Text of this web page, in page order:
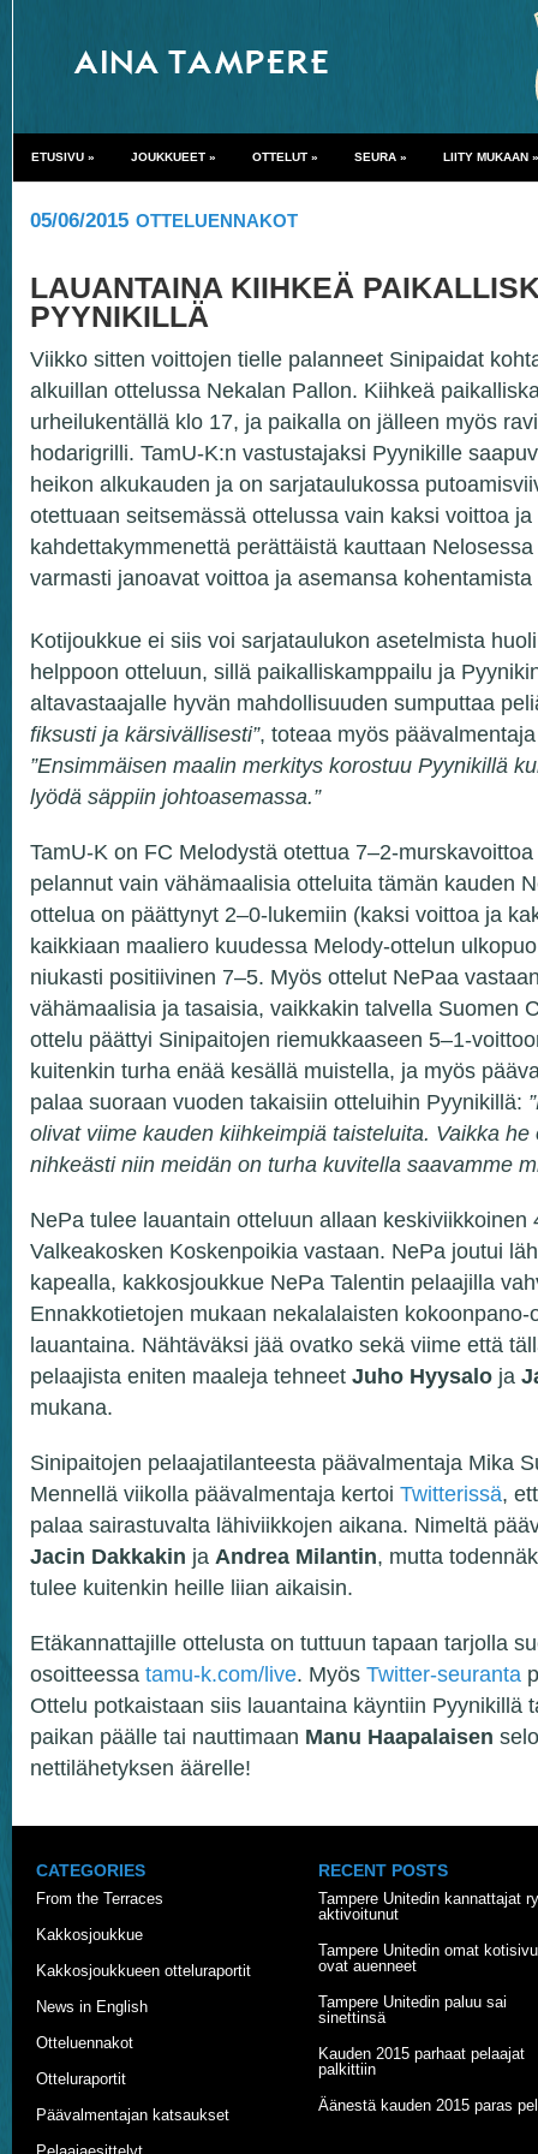
ETUSIVU » JOUKKUEET » OTTELUT » SEURA » LIITY MUKAAN »
05/06/2015 OTTELUENNAKOT
LAUANTAINA KIIHKEÄ
PYYNIKILLÄ
Viikko sitten voittojen tielle palanneet Sinipaidat
alkuillan ottelussa Nekalan Pallon. Kiihkeä
urheilukentällä klo 17, ja paikalla on jälleen myös
hodarigrilli. TamU-K:n vastustajaksi Pyynikille
heikon alkukauden ja on sarjataulukossa
otettuaan seitsemässä ottelussa vain kaksi voittoa
kahdettakymmenettä perättäistä kauttaan
varmasti janoavat voittoa ja asemansa
Kotijoukkue ei siis voi sarjataulukon asetelmista
helppoon otteluun, sillä paikalliskamppailu ja
altavastaajalle hyvän mahdollisuuden sumputtaa
fiksusti ja kärsivällisesti”, toteaa myös
”Ensimmäisen maalin merkitys korostuu Pyynikillä
lyödä säppiin johtoasemassa.”
TamU-K on FC Melodystä otettua 7–2-
pelannut vain vähämaalisia otteluita tämän kauden
ottelua on päättynyt 2–0-lukemiin (kaksi voittoa ja
kaikkiaan maaliero kuudessa Melody-ottelun
niukasti positiivinen 7–5. Myös ottelut NePaa
vähämaalisia ja tasaisia, vaikkakin talvella Suomen
ottelu päättyi Sinipaitojen riemukkaaseen 5–1-
kuitenkin turha enää kesällä muistella, ja myös
palaa suoraan vuoden takaisiin otteluihin Pyynikillä:
olivat viime kauden kiihkeimpiä taisteluita. Vaikka he
nihkeästi niin meidän on turha kuvitella saavamme
NePa tulee lauantain otteluun allaan keskiviikkoinen
Valkeakosken Koskenpoikia vastaan. NePa joutui
kapealla, kakkosjoukkue NePa Talentin pelaajilla
Ennakkotietojen mukaan nekalalaisten
lauantaina. Nähtäväksi jää ovatko sekä viime että
pelaajista eniten maaleja tehneet Juho Hyysalo ja
mukana.
Sinipaitojen pelaajatilanteesta päävalmentaja Mika
Mennellä viikolla päävalmentaja kertoi Twitterissä,
palaa sairastuvalta lähiviikkojen aikana. Nimeltä
Jacin Dakkakin ja Andrea Milantin, mutta
tulee kuitenkin heille liian aikaisin.
Etäkannattajille ottelusta on tuttuun tapaan tarjolla
osoitteessa tamu-k.com/live. Myös Twitter-seuranta
Ottelu potkaistaan siis lauantaina käyntiin Pyynikillä
paikan päälle tai nauttimaan Manu Haapalaisen
nettilähetyksen äärelle!
CATEGORIES
From the Terraces
Kakkosjoukkue
Kakkosjoukkueen otteluraportit
News in English
Otteluennakot
Otteluraportit
Päävalmentajan katsaukset
RECENT POSTS
Tampere Unitedin kannattajat
aktivoitunut
Tampere Unitedin omat
ovat auenneet
Tampere Unitedin paluu sai
sinettinsä
Kauden 2015 parhaat pelaajat
palkittiin
Äänestä kauden 2015 paras